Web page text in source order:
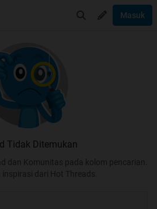
Masuk
Tidak Ditemukan
dan Komunitas pada kolom pencarian.
inspirasi dari Hot Threads.